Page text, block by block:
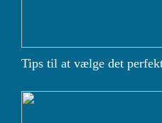
Tips til at vælge det